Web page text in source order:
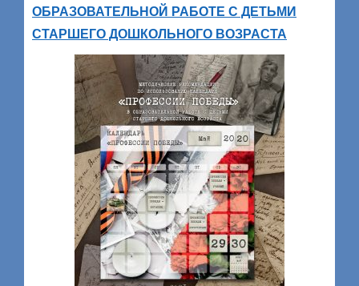
ОБРАЗОВАТЕЛЬНОЙ РАБОТЕ С ДЕТЬМИ
СТАРШЕГО ДОШКОЛЬНОГО ВОЗРАСТА